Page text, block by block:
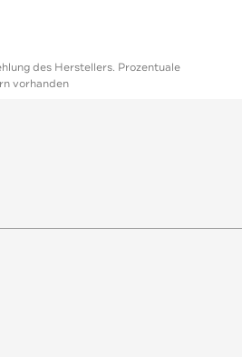
des Herstellers. Prozentuale
vorhanden